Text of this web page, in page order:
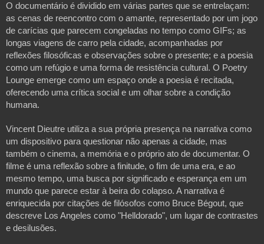
O documentário é dividido em várias partes que se entrelaçam:
as cenas de reencontro com o amante, representado por um jogo
de carícias que parecem congeladas no tempo como GIFs; as
longas viagens de carro pela cidade, acompanhadas por
reflexões filosóficas e observações sobre o presente; e a poesia
como um refúgio e uma forma de resistência cultural. O Poetry
Lounge emerge como um espaço onde a poesia é recitada,
oferecendo uma crítica social e um olhar sobre a condição
humana.
Vincent Dieutre utiliza a sua própria presença na narrativa como
um dispositivo para questionar não apenas a cidade, mas
também o cinema, a memória e o próprio ato de documentar. O
filme é uma reflexão sobre a finitude, o fim de uma era, e ao
mesmo tempo, uma busca por significado e esperança em um
mundo que parece estar à beira do colapso. A narrativa é
enriquecida por citações de filósofos como Bruce Bégout, que
descreve Los Angeles como "Helldorado", um lugar de contrastes
e desilusões.